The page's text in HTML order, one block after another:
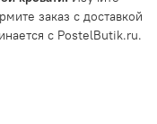
заказ с доставкой
с PostelButik.ru.